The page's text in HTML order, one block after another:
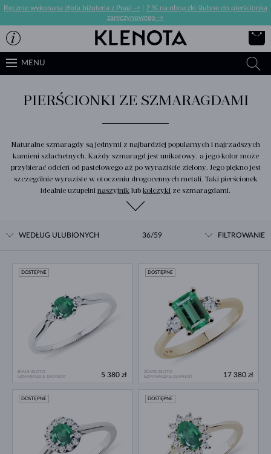
Ręcznie wykonana złota biżuteria z Pragi ->
7 % na obrączki ślubne do pierścionka
zaręczynowego ->
MENU
PIERŚCIONKI ZE SZMARAGDAMI
Naturalne szmaragdy są jednymi z najbardziej popularnych i najrzadszych
kamieni szlachetnych. Każdy szmaragd jest unikatowy, a jego kolor może
przybierać odcień od pastelowego aż po wyraziście zielony. Jego piękno jest
szczególnie wyraziste w otoczeniu drogocennych metali. Taki pierścionek
idealnie uzupełni naszyjnik lub kolczyki ze szmaragdami.
WEDŁUG ULUBIONYCH 36/59 FILTROWANIE
BIAŁE ZŁOTO
SZMARAGD & DIAMENT
DOSTĘPNE
5 380 zł
ŻÓŁTE ZŁOTO
SZMARAGD & DIAMENT
DOSTĘPNE
17 380 zł
DOSTĘPNE DOSTĘPNE